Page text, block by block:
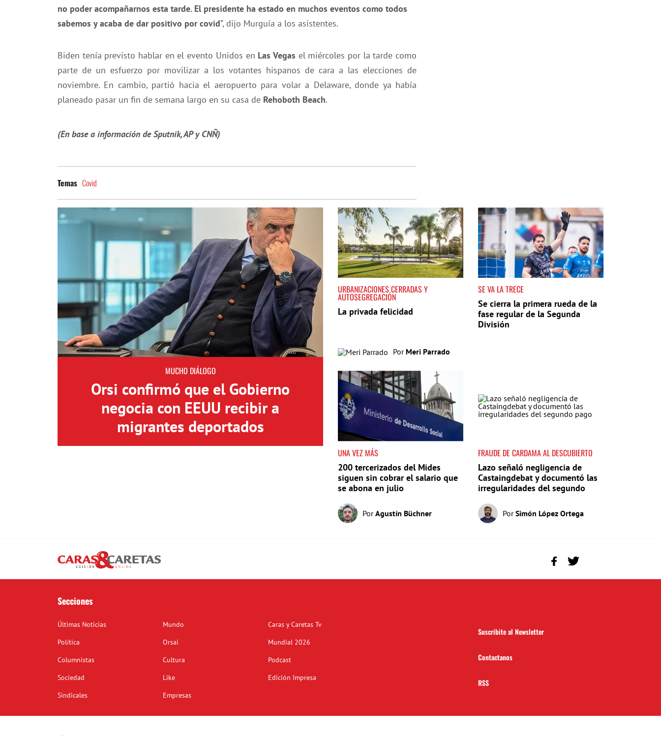
no poder acompañarnos esta tarde. El presidente ha estado en muchos eventos como todos
sabemos y acaba de dar positivo por covid”, dijo Murguía a los asistentes.
Biden tenía previsto hablar en el evento Unidos en Las Vegas el miércoles por la tarde como
parte de un esfuerzo por movilizar a los votantes hispanos de cara a las elecciones de
noviembre. En cambio, partió hacia el aeropuerto para volar a Delaware, donde ya había
planeado pasar un fin de semana largo en su casa de Rehoboth Beach.
(En base a información de Sputnik, AP y CNÑ)
Temas Covid
MUCHO DIÁLOGO
Orsi confirmó que el Gobierno
negocia con EEUU recibir a
migrantes deportados
URBANIZACIONES CERRADAS Y
AUTOSEGREGACIÓN
La privada felicidad
Por Meri Parrado
SE VA LA TRECE
Se cierra la primera rueda de la
fase regular de la Segunda
División
UNA VEZ MÁS
200 tercerizados del Mides
siguen sin cobrar el salario que
se abona en julio
PorAgustín Büchner
FRAUDE DE CARDAMA AL DESCUBIERTO
Lazo señaló negligencia de
Castaingdebat y documentó las
irregularidades del segundo
PorSimón López Ortega
Secciones
Últimas Noticias
Política
Columnistas
Sociedad
Sindicales
Mundo
Orsai
Cultura
Like
Empresas
Caras y Caretas Tv
Mundial 2026
Podcast
Edición Impresa
Suscribite al Newsletter
Contactanos
RSS